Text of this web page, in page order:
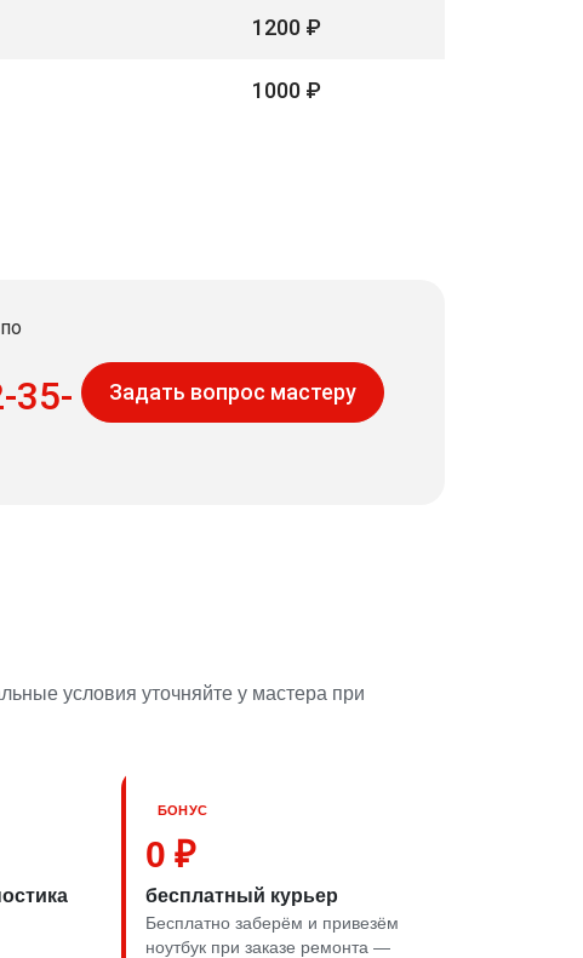
1200 ₽
1000 ₽
35-
Задать вопрос мастеру
условия уточняйте у мастера при
БОНУС
0 ₽
бесплатный курьер
Бесплатно заберём и привезём
ноутбук при заказе ремонта —